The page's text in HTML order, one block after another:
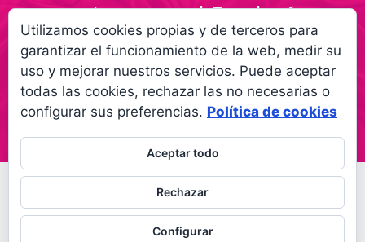
escritura personal ¡Te volverás
interesante para ti!
Empieza a creer más en ti gracias a la
escritura
© 2026 Palabras a la vidaRegala palabras a tus
seres queridos
Política de privacidad
Utilizamos cookies propias y de terceros para
garantizar el funcionamiento de la web, medir su
uso y mejorar nuestros servicios. Puede aceptar
todas las cookies, rechazar las no necesarias o
configurar sus preferencias. Política de cookies
Aceptar todo
Rechazar
Configurar